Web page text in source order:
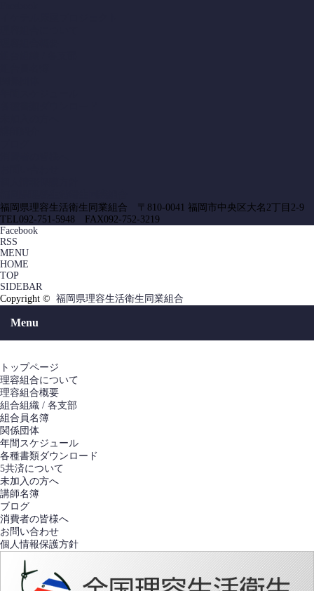
福岡県理容生活衛生同業組合 〒810-0041 福岡市中央区大名2丁目2-9
TEL092-751-5948 FAX092-752-3219
Facebook
RSS
MENU
HOME
TOP
SIDEBAR
Copyright © 福岡県理容生活衛生同業組合
Menu
トップページ
理容組合について
理容組合概要
組合組織 / 各支部
組合員名簿
関係団体
年間スケジュール
各種書類ダウンロード
5共済について
未加入の方へ
講師名簿
ブログ
消費者の皆様へ
お問い合わせ
個人情報保護方針